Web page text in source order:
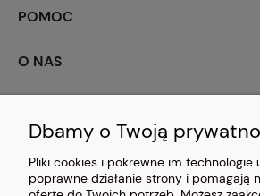
POMOC
O NAS
63-921 Chojno 109
woj. wielkopolskie
Dbamy o Twoją
Pliki cookies i pokrewne im technologie
poprawne działanie strony i pomagają